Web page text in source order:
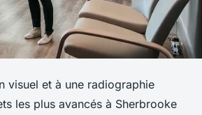
visuel et à une radiographie
les plus avancés à Sherbrooke